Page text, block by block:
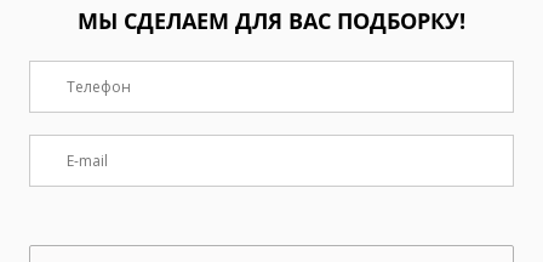
МЫ СДЕЛАЕМ ДЛЯ ВАС ПОДБОРКУ!